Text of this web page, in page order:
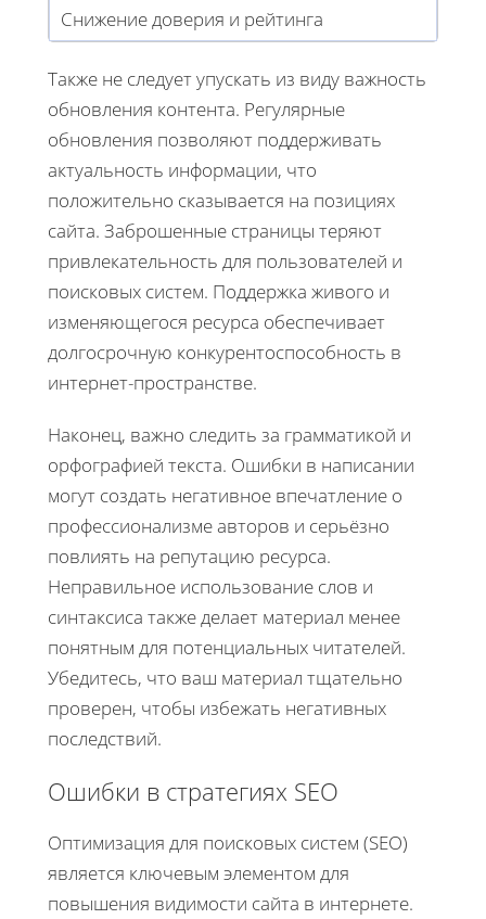
Снижение доверия и рейтинга
Также не следует упускать из виду важность
обновления контента. Регулярные
обновления позволяют поддерживать
актуальность информации, что
положительно сказывается на позициях
сайта. Заброшенные страницы теряют
привлекательность для пользователей и
поисковых систем. Поддержка живого и
изменяющегося ресурса обеспечивает
долгосрочную конкурентоспособность в
интернет-пространстве.
Наконец, важно следить за грамматикой и
орфографией текста. Ошибки в написании
могут создать негативное впечатление о
профессионализме авторов и серьёзно
повлиять на репутацию ресурса.
Неправильное использование слов и
синтаксиса также делает материал менее
понятным для потенциальных читателей.
Убедитесь, что ваш материал тщательно
проверен, чтобы избежать негативных
последствий.
Ошибки в стратегиях SEO
Оптимизация для поисковых систем (SEO)
является ключевым элементом для
повышения видимости сайта в интернете.